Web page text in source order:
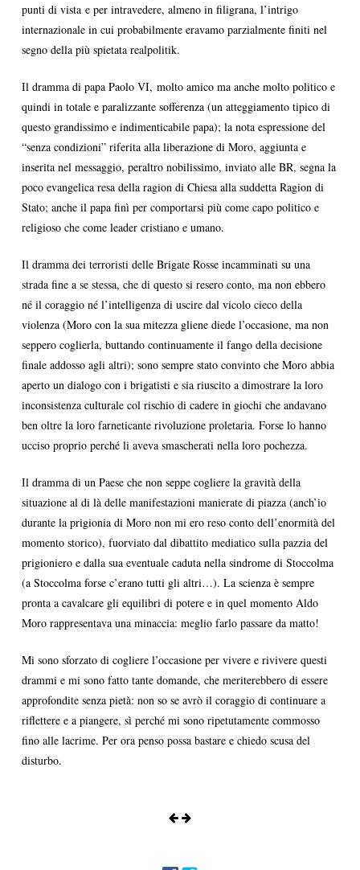
punti di vista e per intravedere, almeno in filigrana, l’intrigo
internazionale in cui probabilmente eravamo parzialmente finiti nel
segno della più spietata realpolitik.
Il dramma di papa Paolo VI, molto amico ma anche molto politico e
quindi in totale e paralizzante sofferenza (un atteggiamento tipico di
questo grandissimo e indimenticabile papa); la nota espressione del
“senza condizioni” riferita alla liberazione di Moro, aggiunta e
inserita nel messaggio, peraltro nobilissimo, inviato alle BR, segna la
poco evangelica resa della ragion di Chiesa alla suddetta Ragion di
Stato; anche il papa finì per comportarsi più come capo politico e
religioso che come leader cristiano e umano.
Il dramma dei terroristi delle Brigate Rosse incamminati su una
strada fine a se stessa, che di questo si resero conto, ma non ebbero
né il coraggio né l’intelligenza di uscire dal vicolo cieco della
violenza (Moro con la sua mitezza gliene diede l’occasione, ma non
seppero coglierla, buttando continuamente il fango della decisione
finale addosso agli altri); sono sempre stato convinto che Moro abbia
aperto un dialogo con i brigatisti e sia riuscito a dimostrare la loro
inconsistenza culturale col rischio di cadere in giochi che andavano
ben oltre la loro farneticante rivoluzione proletaria. Forse lo hanno
ucciso proprio perché li aveva smascherati nella loro pochezza.
Il dramma di un Paese che non seppe cogliere la gravità della
situazione al di là delle manifestazioni manierate di piazza (anch’io
durante la prigionia di Moro non mi ero reso conto dell’enormità del
momento storico), fuorviato dal dibattito mediatico sulla pazzia del
prigioniero e dalla sua eventuale caduta nella sindrome di Stoccolma
(a Stoccolma forse c’erano tutti gli altri…). La scienza è sempre
pronta a cavalcare gli equilibri di potere e in quel momento Aldo
Moro rappresentava una minaccia: meglio farlo passare da matto!
Mi sono sforzato di cogliere l’occasione per vivere e rivivere questi
drammi e mi sono fatto tante domande, che meriterebbero di essere
approfondite senza pietà: non so se avrò il coraggio di continuare a
riflettere e a piangere, sì perché mi sono ripetutamente commosso
fino alle lacrime. Per ora penso possa bastare e chiedo scusa del
disturbo.